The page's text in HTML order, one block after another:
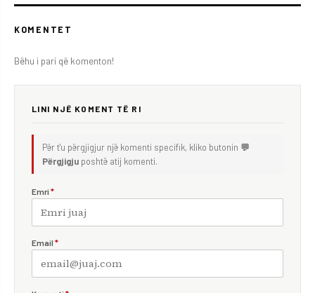
KOMENTET
Bëhu i pari që komenton!
LINI NJË KOMENT TË RI
Për t'u përgjigjur një komenti specifik, kliko butonin 💬
Përgjigju poshtë atij komenti.
Emri *
Email *